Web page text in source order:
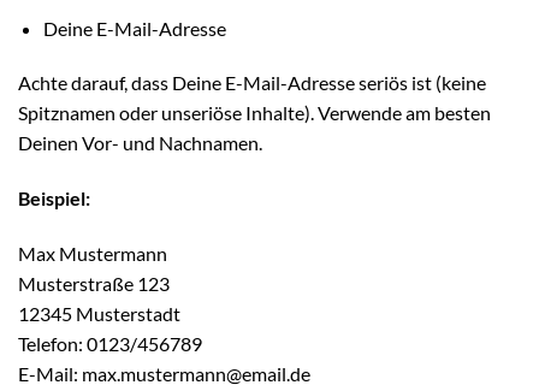
Deine E-Mail-Adresse
Achte darauf, dass Deine E-Mail-Adresse seriös ist (keine
Spitznamen oder unseriöse Inhalte). Verwende am besten
Deinen Vor- und Nachnamen.
Beispiel:
Max Mustermann
Musterstraße 123
12345 Musterstadt
Telefon: 0123/456789
E-Mail: max.mustermann@email.de